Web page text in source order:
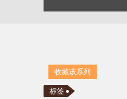
收藏该系列
标签